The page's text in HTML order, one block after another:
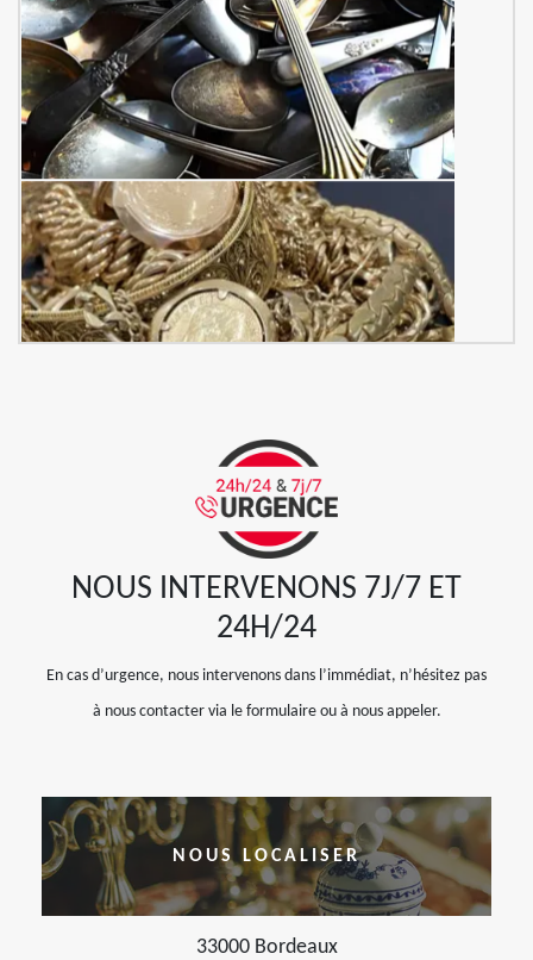
NOUS INTERVENONS 7J/7 ET
24H/24
En cas d’urgence, nous intervenons dans l’immédiat, n’hésitez pas
à nous contacter via le formulaire ou à nous appeler.
NOUS LOCALISER
33000 Bordeaux